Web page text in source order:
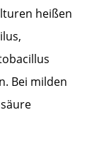
heißen
Bei milden